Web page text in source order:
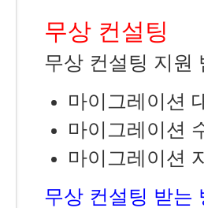
무상 컨설팅
무상 컨설팅 지원
마이그레이션
마이그레이션
마이그레이션
무상 컨설팅 받는